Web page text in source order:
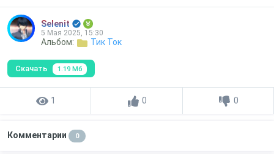
Selenit
5 Мая 2025, 15:30
Альбом: Тик Ток
Скачать 1.19 Мб
1 0 0
Комментарии 0